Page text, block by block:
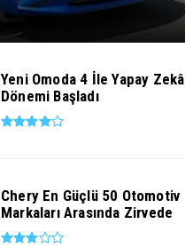
Yeni Omoda 4 İle Yapay Zekâ
Dönemi Başladı
Chery En Güçlü 50 Otomotiv
Markaları Arasında Zirvede